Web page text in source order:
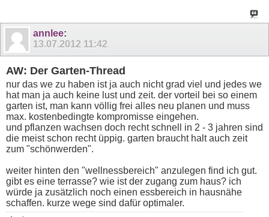
annlee:
13.07.2012 11:42
AW: Der Garten-Thread
nur das we zu haben ist ja auch nicht grad viel und jedes we
hat man ja auch keine lust und zeit. der vorteil bei so einem
garten ist, man kann völlig frei alles neu planen und muss
max. kostenbedingte kompromisse eingehen.
und pflanzen wachsen doch recht schnell in 2 - 3 jahren sind
die meist schon recht üppig. garten braucht halt auch zeit
zum "schönwerden".
weiter hinten den "wellnessbereich" anzulegen find ich gut.
gibt es eine terrasse? wie ist der zugang zum haus? ich
würde ja zusätzlich noch einen essbereich in hausnähe
schaffen. kurze wege sind dafür optimaler.